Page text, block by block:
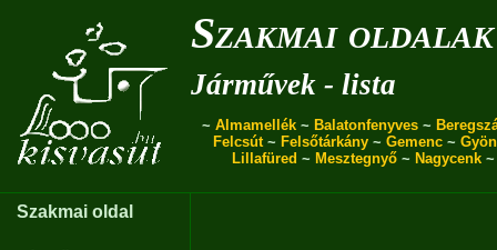
Szakmai oldalak
Járművek - lista
~ Almamellék ~ Balatonfenyves ~
Felcsút~ Felsőtárkány ~ Gemenc ~
Lillafüred ~ Mesztegnyő~ Nagycenk
Szakmai oldal